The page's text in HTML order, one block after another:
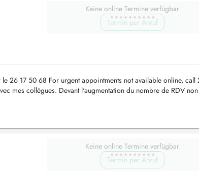
Keine online Termine verfügbar
Termin per Anruf
26 17 50 68 For urgent appointments not available online, call
mes collègues. Devant l'augmentation du nombre de RDV non
Keine online Termine verfügbar
Termin per Anruf